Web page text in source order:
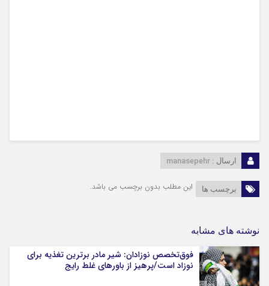
ارسال : manasepehr
برچسب ها این مطلب بدون برچسب می باشد.
نوشته های مشابه
فوق‌تخصص نوزادان: شیر مادر برترین تغذیه برای
نوزاد است/پرهیز از باورهای غلط رایج